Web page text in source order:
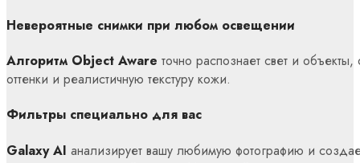
Невероятные снимки при любом освещении
Алгоритм Object Aware точно распознает свет и
оттенки и реалистичную текстуру кожи.
Фильтры специально для вас
Galaxy AI анализирует вашу любимую фотографию и